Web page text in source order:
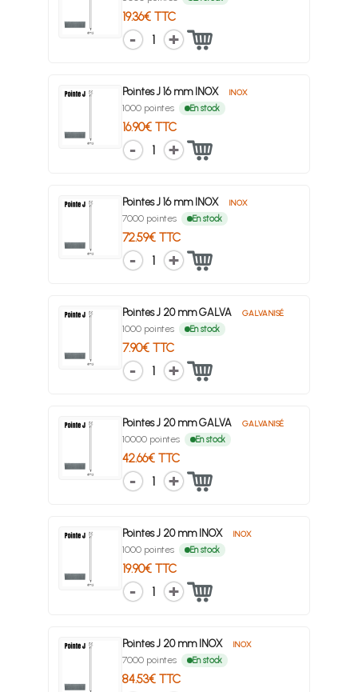
19.36€ TTC
1
Pointes J 16 mm INOX INOX
1000 pointes En stock
16.90€ TTC
1
Pointes J 16 mm INOX INOX
7000 pointes En stock
72.59€ TTC
1
Pointes J 20 mm GALVA GALVANISÉ
1000 pointes En stock
7.90€ TTC
1
Pointes J 20 mm GALVA GALVANISÉ
10000 pointes En stock
42.66€ TTC
1
Pointes J 20 mm INOX INOX
1000 pointes En stock
19.90€ TTC
1
Pointes J 20 mm INOX INOX
7000 pointes En stock
84.53€ TTC